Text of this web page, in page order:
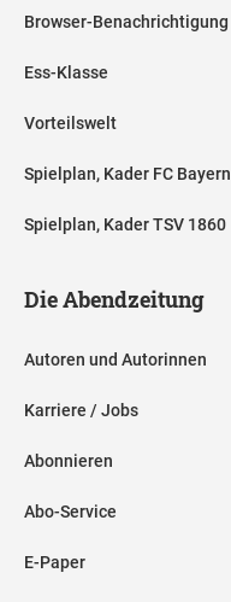
Browser-Benachrichtigung
Ess-Klasse
Vorteilswelt
Spielplan, Kader FC Bayern
Spielplan, Kader TSV 1860
Die Abendzeitung
Autoren und Autorinnen
Karriere / Jobs
Abonnieren
Abo-Service
E-Paper